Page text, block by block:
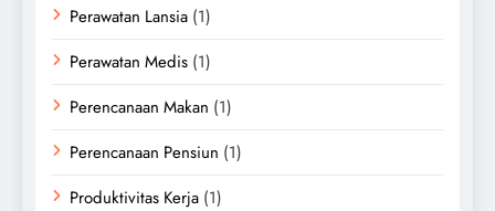
Perawatan Lansia (1)
Perawatan Medis (1)
Perencanaan Makan (1)
Perencanaan Pensiun (1)
Produktivitas Kerja (1)